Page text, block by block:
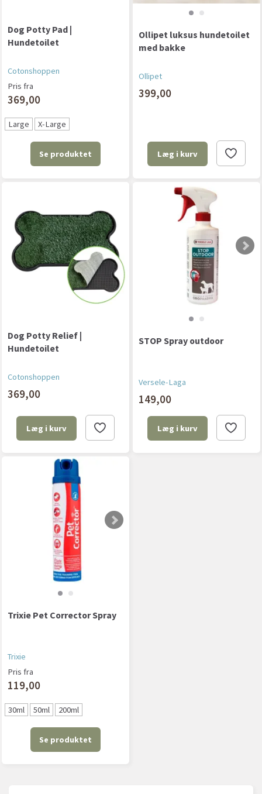
Dog Potty Pad |
Hundetoilet
Cotonshoppen
Pris fra
369,00
Large X-Large
Se produktet
Ollipet luksus hundetoilet
med bakke
Ollipet
399,00
Læg i kurv
Dog Potty Relief |
Hundetoilet
Cotonshoppen
369,00
Læg i kurv
STOP Spray outdoor
Versele-Laga
149,00
Læg i kurv
Trixie Pet Corrector Spray
Trixie
Pris fra
119,00
30ml 50ml 200ml
Se produktet